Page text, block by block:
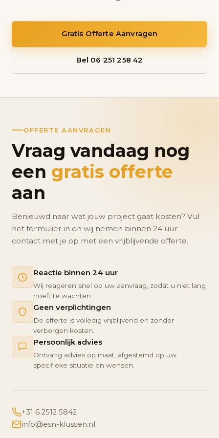
Gratis Offerte Aanvragen
Bel 06 251 258 42
OFFERTE AANVRAGEN
Vraag vandaag nog
een gratis offerte
aan
Benieuwd naar wat jouw project gaat kosten? Vul
het formulier in en wij nemen binnen 24 uur
contact met je op met een vrijblijvende offerte.
Reactie binnen 24 uur
Wij reageren snel op uw aanvraag, zodat u niet lang
hoeft te wachten.
Geen verplichtingen
De offerte is volledig vrijblijvend en zonder
verborgen kosten.
Persoonlijk advies
Ontvang advies op maat, afgestemd op uw
specifieke situatie en wensen.
+31 6 2512 5842
info@esn-klussen.nl